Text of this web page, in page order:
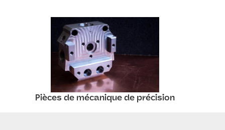
Pièces de mécanique de précision